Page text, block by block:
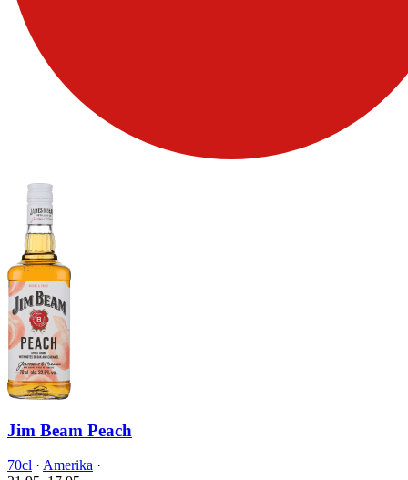
Jim Beam Peach
70cl · Amerika ·